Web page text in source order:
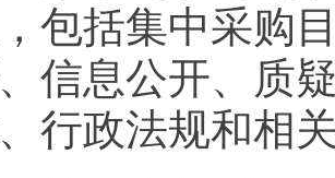
包括集中采购
信息公开、质
行政法规和相